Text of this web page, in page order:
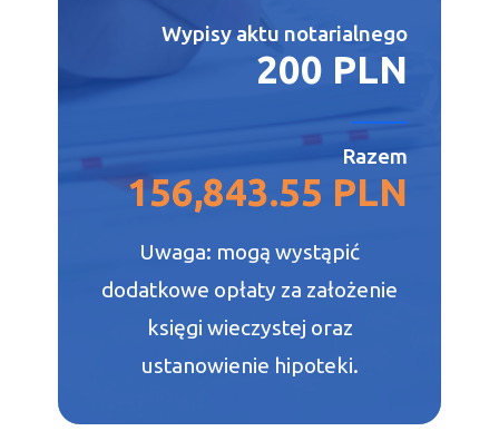
Wypisy aktu notarialnego
200 PLN
Razem
156,843.55 PLN
Uwaga: mogą wystąpić
dodatkowe opłaty za założenie
księgi wieczystej oraz
ustanowienie hipoteki.